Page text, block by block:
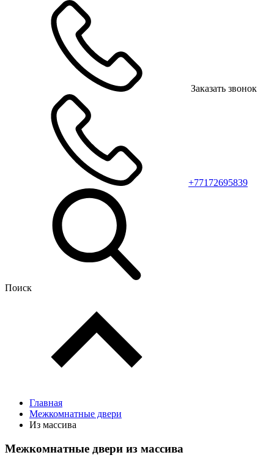
Заказать звонок
+77172695839
Поиск
Главная
Межкомнатные двери
Из массива
Межкомнатные двери из массива